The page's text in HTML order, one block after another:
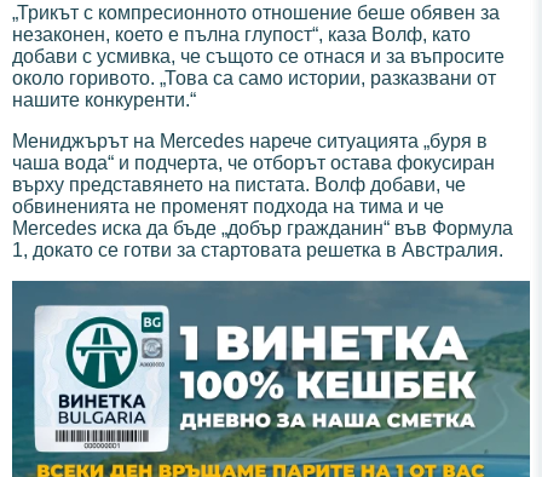
„Трикът с компресионното отношение беше обявен за
незаконен, което е пълна глупост“, каза Волф, като
добави с усмивка, че същото се отнася и за въпросите
около горивото. „Това са само истории, разказвани от
нашите конкуренти.“
Мениджърът на Mercedes нарече ситуацията „буря в
чаша вода“ и подчерта, че отборът остава фокусиран
върху представянето на пистата. Волф добави, че
обвиненията не променят подхода на тима и че
Mercedes иска да бъде „добър гражданин“ във Формула
1, докато се готви за стартовата решетка в Австралия.